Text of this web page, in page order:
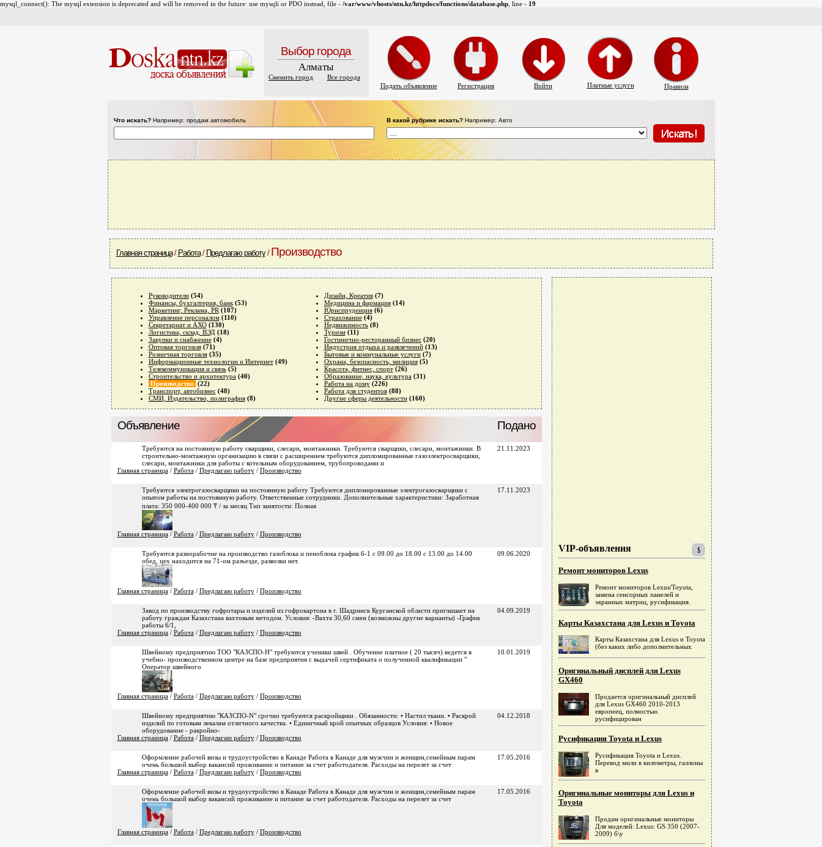
mysql_connect(): The mysql extension is deprecated and will be removed in the future: use mysqli or PDO instead, file - /var/www/vhosts/ntn.kz/httpdocs/functions/database.php , line - 19
Выбор города
Алматы
Сменить город
Все города
Подать объявление
Регистрация Войти Платные услуги Правила
Что искать?Например: продам автомобиль В какой рубрике искать?Например: Авто
Главная страница/ Работа/ Предлагаю работу/ Производство
Руководители (54)
Финансы, бухгалтерия, банк (53)
Маркетинг, Реклама, PR (107)
Управление персоналом (110)
Секретариат и АХО (130)
Логистика, склад, ВЭД (18)
Закупки и снабжение (4)
Оптовая торговля (71)
Розничная торговля (35)
Информационные технологии и Интернет (49)
Телекоммуникация и связь (5)
Строительство и архитектура (40)
Производство (22)
Транспорт, автобизнес (48)
СМИ, Издательство, полиграфия (8)
Дизайн, Креатив (7)
Медицина и фармация (14)
Юриспруденция (6)
Страхование (4)
Недвижимость (8)
Туризм (11)
Гостинично-ресторанный бизнес (20)
Индустрия отдыха и развлечений (13)
Бытовые и коммунальные услуги (7)
Охрана, безопасность, милиция (5)
Красота, фитнес, спорт (26)
Образование, наука, культура (31)
Работа на дому (226)
Работа для студентов (88)
Другие сферы деятельности (160)
Объявление Подано
Требуются на постоянную работу сварщики, слесари, монтажники. Требуются сварщики, слесари, монтажники. В
строительно-монтажную организацию в связи с расширением требуются дипломированные газоэлектросварщики,
слесари, монтажники для работы с котельным оборудованием, трубопроводами и
Главная страница/ Работа/ Предлагаю работу/ Производство
21.11.2023
Требуются электрогазосварщики на постоянную работу Требуются дипломированные электрогазосварщики с
опытом работы на постоянную работу. Ответственные сотрудники. Дополнительные характеристики: Заработная
плата: 350 000-400 000 ₸ / за месяц Тип занятости: Полная
Главная страница/ Работа/ Предлагаю работу/ Производство
17.11.2023
Требуются разнорабочие на производство газоблока и пеноблока график 6-1 с 09.00 до 18.00 с 13.00 до 14.00
обед, цех находится на 71-ом разъезде, развозки нет.
Главная страница/ Работа/ Предлагаю работу/ Производство
09.06.2020
Завод по производству гофротары и изделий из гофрокартона в г. Шадринск Курганской области приглашает на
работу граждан Казахстана вахтовым методом. Условия: -Вахта 30,60 смен (возможны другие варианты) -График
работы 6/1,
Главная страница/ Работа/ Предлагаю работу/ Производство
04.09.2019
Швейному предприятию ТОО "КАЗСПО-Н" требуются ученики швей . Обучение платное ( 20 тысяч) ведется в
учебно- производственном центре на базе предприятия с выдачей сертификата о полученной квалификации "
Оператор швейного
Главная страница/ Работа/ Предлагаю работу/ Производство
10.01.2019
Швейному предприятию "КАЗСПО-N" срочно требуются раскройщики . Обязанности: • Настил ткани. • Раскрой
изделий по готовым лекалам отличного качества. • Единичный крой опытных образцов Условия: • Новое
оборудование - ракройно-
Главная страница/ Работа/ Предлагаю работу/ Производство
04.12.2018
Оформление рабочей визы и трудоустройство в Канаде Работа в Канаде для мужчин и женщин,семейным парам
очень большой выбор вакансий проживание и питание за счет работодателя. Расходы на перелет за счет
Главная страница/ Работа/ Предлагаю работу/ Производство
17.05.2016
Оформление рабочей визы и трудоустройство в Канаде Работа в Канаде для мужчин и женщин,семейным парам
очень большой выбор вакансий проживание и питание за счет работодателя. Расходы на перелет за счет
Главная страница/ Работа/ Предлагаю работу/ Производство
17.05.2016
VIP-объявления
Ремонт мониторов Lexus
Ремонт мониторов Lexus/Toyota,
замена сенсорных панелей и
экранных матриц, русификация.
Карты Казахстана для Lexus и Toyota
Карты Казахстана для Lexus и Toyota
(без каких либо дополнительных
Оригинальный дисплей для Lexus
GX460
Продается оригинальный дисплей
для Lexus GX460 2010-2013
европеец, полностью
русифицирован
Русификация Toyota и Lexus
Русификация Toyota и Lexus.
Перевод мили в километры, галлоны
в
Оригинальные мониторы для Lexus и
Toyota
Продам оригинальные мониторы
Для моделей: Lexus: GS 350 (2007-
2009) б\у